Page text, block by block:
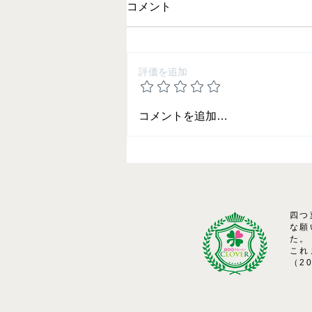
2025 夏期講習の御案内
コメント
評価を追加
コメントを追加…
四
な願
た。
こ
（